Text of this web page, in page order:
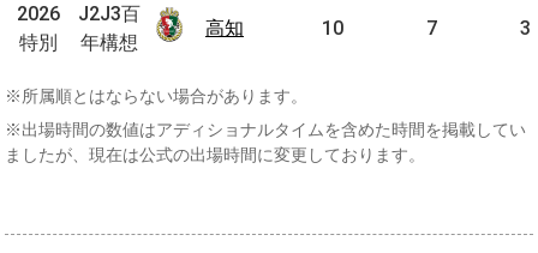
2026
特別
百年
構想
高知 10 7 3
2026
特別
J2J3百
年構想
高知
※所属順とはならない場合があります。
※出場時間の数値はアディショナルタイムを含めた時間を掲載してい
ましたが、現在は公式の出場時間に変更しております。